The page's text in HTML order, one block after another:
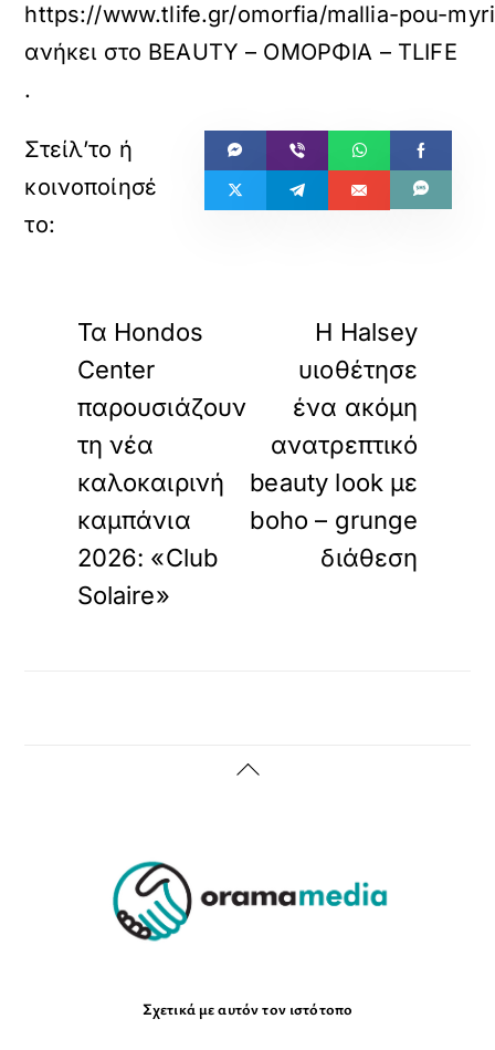
https://www.tlife.gr/omorfia/mallia-pou-
ανήκει στο BEAUTY – ΟΜΟΡΦΙΑ – TLIFE
.
Τα Hondos
Center
παρουσιάζουν
τη νέα
καλοκαιρινή
καμπάνια
2026: «Club
Solaire»
H Halsey
υιοθέτησε
ένα ακόμη
ανατρεπτικό
beauty look με
boho – grunge
διάθεση
Back
Σχετικά με αυτόν τον ιστότοπο